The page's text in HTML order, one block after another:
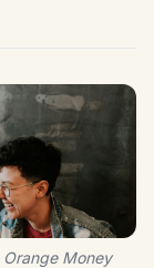
Money